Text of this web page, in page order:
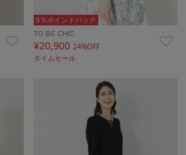
5％ポイントバック
TO BE CHIC
¥20,90024%OFF
タイムセール